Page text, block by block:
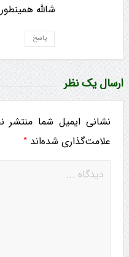
شالله
پاسخ
ارسال یک نظر
نشانی ایمیل شما منتشر
علامت‌گذاری شده‌اند *